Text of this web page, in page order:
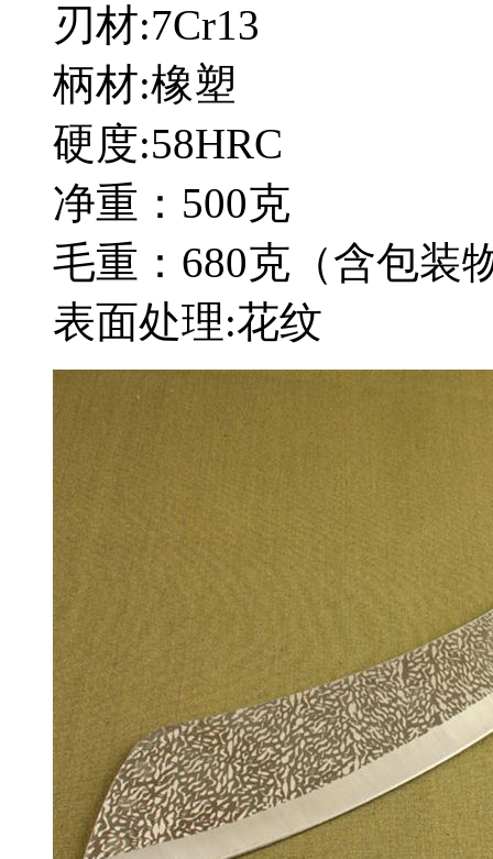
刃材:7Cr13
柄材:橡塑
硬度:58HRC
净重：500克
毛重：680克（含包装
表面处理:花纹